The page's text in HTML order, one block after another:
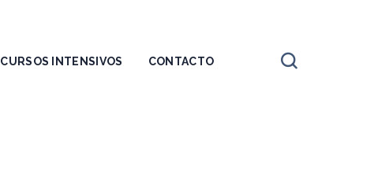
CURSOS INTENSIVOS CONTACTO